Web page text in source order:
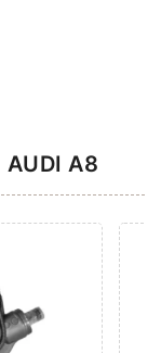
AUDI A8